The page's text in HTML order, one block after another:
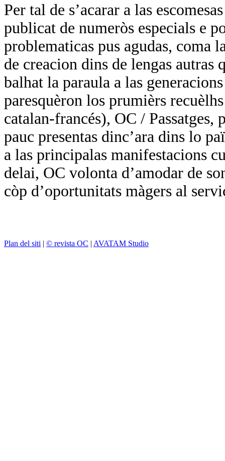
Per tal de s’acarar a las
publicat de numeròs especials e
problematicas pus agudas, coma
de creacion dins de lengas autras
balhat la paraula a las
paresquèron los prumièrs
catalan-francés), OC / Passatges,
pauc presentas dinc’ara dins lo
a las principalas manifestacions
delai, OC volonta d’amodar de
còp d’oportunitats màgers al
Plan del siti | © revista OC | AVATAM Studio